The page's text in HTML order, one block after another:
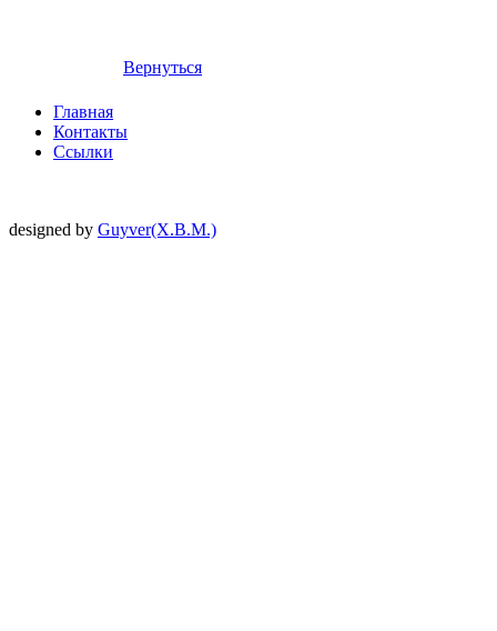
Вернуться
Главная
Контакты
Ссылки
designed by Guyver(X.B.M.)